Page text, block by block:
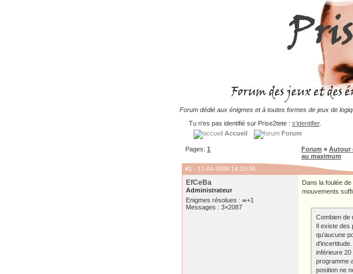
Forum dédié aux énigmes et à toutes formes de jeux de
Tu n'es pas identifié sur Prise2tete : s'identifier.
Accueil
Forum
Pages: 1 Forum » Autour
au maximum
#1 - 11-04-2008 14:20:36
EfCeBa
Administrateur
Enigmes résolues : ∞+1
Messages : 3×2087
Dans la foulée de
mouvements
Combien de
Il existe des
qu'aucune
inférieure
programme
position ne